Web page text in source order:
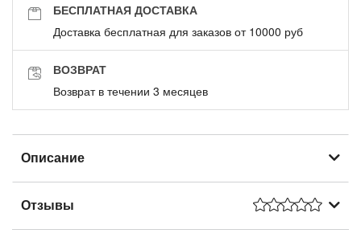
БЕСПЛАТНАЯ ДОСТАВКА
Доставка бесплатная для заказов от 10000 руб
ВОЗВРАТ
Возврат в течении 3 месяцев
Описание
Отзывы